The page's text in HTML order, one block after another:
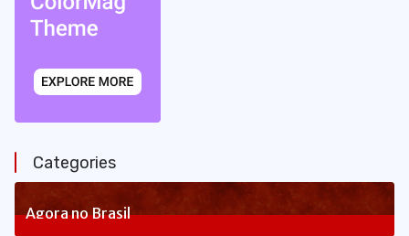
Categories
Agora no Brasil